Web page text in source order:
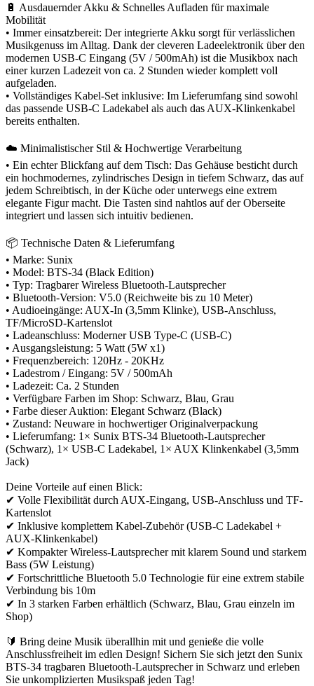
🔋 Ausdauernder Akku & Schnelles Aufladen für maximale
Mobilität
• Immer einsatzbereit: Der integrierte Akku sorgt für verlässlichen
Musikgenuss im Alltag. Dank der cleveren Ladeelektronik über den
modernen USB-C Eingang (5V / 500mAh) ist die Musikbox nach
einer kurzen Ladezeit von ca. 2 Stunden wieder komplett voll
aufgeladen.
• Vollständiges Kabel-Set inklusive: Im Lieferumfang sind sowohl
das passende USB-C Ladekabel als auch das AUX-Klinkenkabel
bereits enthalten.
☁️ Minimalistischer Stil & Hochwertige Verarbeitung
• Ein echter Blickfang auf dem Tisch: Das Gehäuse besticht durch
ein hochmodernes, zylindrisches Design in tiefem Schwarz, das auf
jedem Schreibtisch, in der Küche oder unterwegs eine extrem
elegante Figur macht. Die Tasten sind nahtlos auf der Oberseite
integriert und lassen sich intuitiv bedienen.
📦 Technische Daten & Lieferumfang
• Marke: Sunix
• Model: BTS-34 (Black Edition)
• Typ: Tragbarer Wireless Bluetooth-Lautsprecher
• Bluetooth-Version: V5.0 (Reichweite bis zu 10 Meter)
• Audioeingänge: AUX-In (3,5mm Klinke), USB-Anschluss,
TF/MicroSD-Kartenslot
• Ladeanschluss: Moderner USB Type-C (USB-C)
• Ausgangsleistung: 5 Watt (5W x1)
• Frequenzbereich: 120Hz - 20KHz
• Ladestrom / Eingang: 5V / 500mAh
• Ladezeit: Ca. 2 Stunden
• Verfügbare Farben im Shop: Schwarz, Blau, Grau
• Farbe dieser Auktion: Elegant Schwarz (Black)
• Zustand: Neuware in hochwertiger Originalverpackung
• Lieferumfang: 1× Sunix BTS-34 Bluetooth-Lautsprecher
(Schwarz), 1× USB-C Ladekabel, 1× AUX Klinkenkabel (3,5mm
Jack)
Deine Vorteile auf einen Blick:
✔ Volle Flexibilität durch AUX-Eingang, USB-Anschluss und TF-
Kartenslot
✔ Inklusive komplettem Kabel-Zubehör (USB-C Ladekabel +
AUX-Klinkenkabel)
✔ Kompakter Wireless-Lautsprecher mit klarem Sound und starkem
Bass (5W Leistung)
✔ Fortschrittliche Bluetooth 5.0 Technologie für eine extrem stabile
Verbindung bis 10m
✔ In 3 starken Farben erhältlich (Schwarz, Blau, Grau einzeln im
Shop)
🔰 Bring deine Musik überallhin mit und genieße die volle
Anschlussfreiheit im edlen Design! Sichern Sie sich jetzt den Sunix
BTS-34 tragbaren Bluetooth-Lautsprecher in Schwarz und erleben
Sie unkomplizierten Musikspaß jeden Tag!